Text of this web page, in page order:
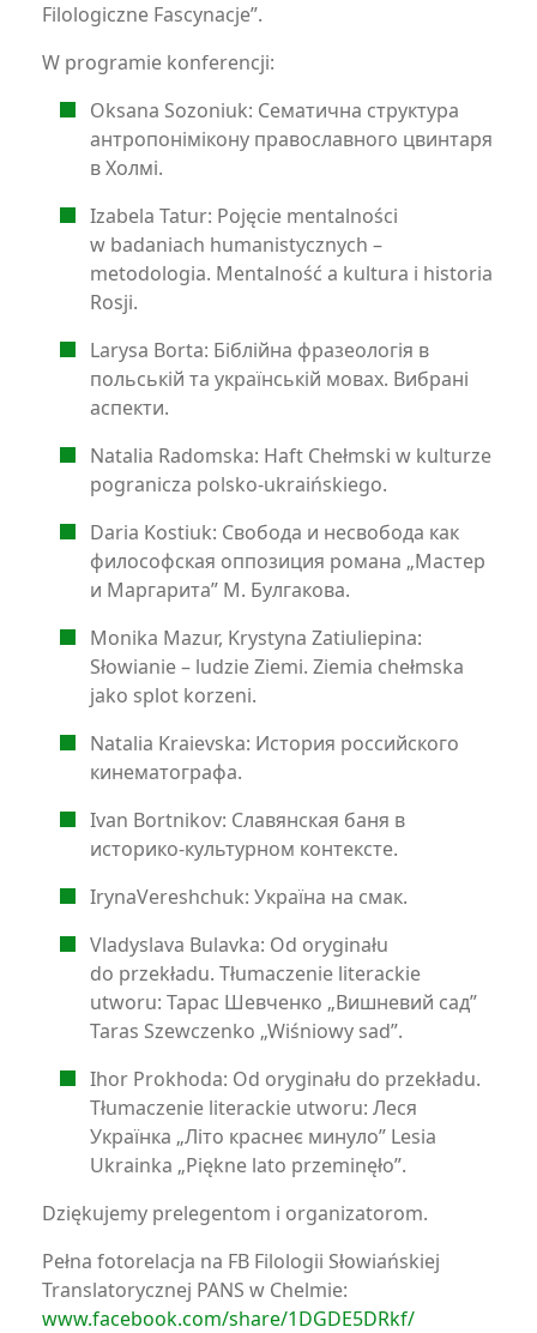
Filologiczne Fascynacje”.
W programie konferencji:
Oksana Sozoniuk: Сематична структура
антропонiмiкону православного цвинтаря
в Холмi.
Izabela Tatur: Pojęcie mentalności
w badaniach humanistycznych –
metodologia. Mentalność a kultura i historia
Rosji.
Larysa Borta: Бiблiйна фразеологiя в
польськiй та українськiй мовах. Вибранi
аспекти.
Natalia Radomska: Haft Chełmski w kulturze
pogranicza polsko-ukraińskiego.
Daria Kostiuk: Свобода и несвобода как
философская оппозиция романа „Мастер
и Маргарита” М. Булгакова.
Monika Mazur, Krystyna Zatiuliepina:
Słowianie – ludzie Ziemi. Ziemia chełmska
jako splot korzeni.
Natalia Kraievska: История российского
кинематографа.
Ivan Bortnikov: Славянская баня в
историко-культурном контексте.
IrynaVereshchuk: Україна на смак.
Vladyslava Bulavka: Od oryginału
do przekładu. Tłumaczenie literackie
utworu: Тарас Шевченко „Вишневий сад”
Taras Szewczenko „Wiśniowy sad”.
Ihor Prokhoda: Od oryginału do przekładu.
Tłumaczenie literackie utworu: Леся
Українка „Лiто краснеє минуло” Lesia
Ukrainka „Piękne lato przeminęło”.
Dziękujemy prelegentom i organizatorom.
Pełna fotorelacja na FB Filologii Słowiańskiej
Translatorycznej PANS w Chelmie:
www.facebook.com/share/1DGDE5DRkf/